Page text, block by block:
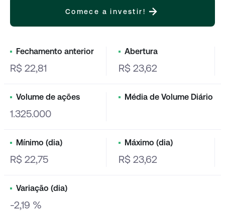
Comece a investir!
Fechamento anterior
R$ 22,81
Abertura
R$ 23,62
Volume de ações
1.325.000
Média de Volume Diário
Mínimo (dia)
R$ 22,75
Máximo (dia)
R$ 23,62
Variação (dia)
-2,19 %